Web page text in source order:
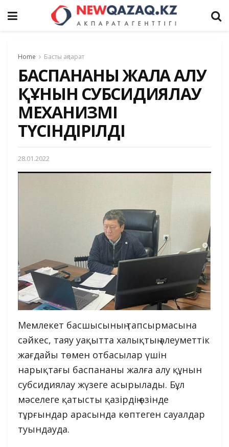
Home Басты ақпарат
БАСПАНАНЫ ЖАЛҒА АЛУ
ҚҰНЫН СУБСИДИЯЛАУ
МЕХАНИЗМІ
ТҮСІНДІРІЛДІ
28.01.2022
Мемлекет басшысының тапсырмасына
сәйкес, таяу уақытта халықтың әлеуметтік
жағдайы төмен отбасылар үшін
нарықтағы баспананы жалға алу құнын
субсидиялау жүзеге асырылады. Бұл
мәселеге қатысты қазірдің өзінде
тұрғындар арасында көптеген сауалдар
туындауда.